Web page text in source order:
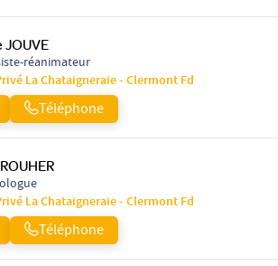
réanimateur
La Chataigneraie - Clermont Fd
Téléphone
La Chataigneraie - Clermont Fd
Téléphone